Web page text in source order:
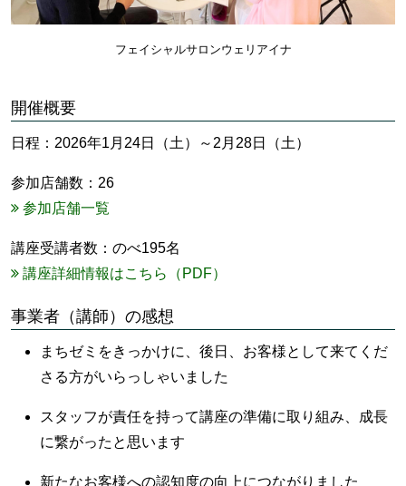
フェイシャルサロンウェリアイナ
開催概要
日程：2026年1月24日（土）～2月28日（土）
参加店舗数：26
参加店舗一覧
講座受講者数：のべ195名
講座詳細情報はこちら（PDF）
事業者（講師）の感想
まちゼミをきっかけに、後日、お客様として来てくだ
さる方がいらっしゃいました
スタッフが責任を持って講座の準備に取り組み、成長
に繋がったと思います
新たなお客様への認知度の向上につながりました